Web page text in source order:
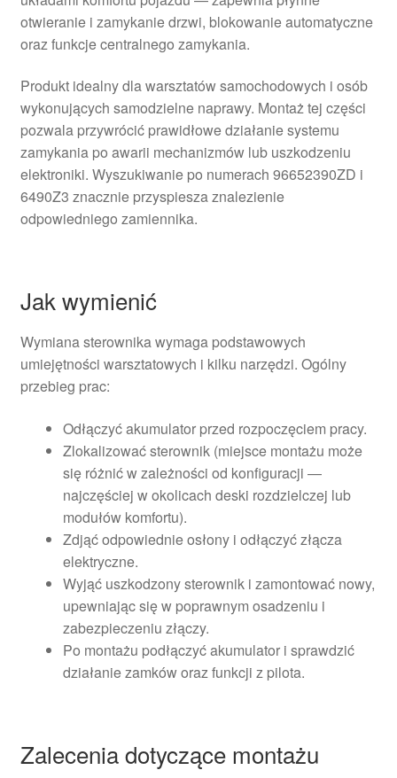
otwieranie i zamykanie drzwi, blokowanie automatyczne
oraz funkcje centralnego zamykania.
Produkt idealny dla warsztatów samochodowych i osób
wykonujących samodzielne naprawy. Montaż tej części
pozwala przywrócić prawidłowe działanie systemu
zamykania po awarii mechanizmów lub uszkodzeniu
elektroniki. Wyszukiwanie po numerach 96652390ZD i
6490Z3 znacznie przyspiesza znalezienie
odpowiedniego zamiennika.
Jak wymienić
Wymiana sterownika wymaga podstawowych
umiejętności warsztatowych i kilku narzędzi. Ogólny
przebieg prac:
Odłączyć akumulator przed rozpoczęciem pracy.
Zlokalizować sterownik (miejsce montażu może
się różnić w zależności od konfiguracji —
najczęściej w okolicach deski rozdzielczej lub
modułów komfortu).
Zdjąć odpowiednie osłony i odłączyć złącza
elektryczne.
Wyjąć uszkodzony sterownik i zamontować nowy,
upewniając się w poprawnym osadzeniu i
zabezpieczeniu złączy.
Po montażu podłączyć akumulator i sprawdzić
działanie zamków oraz funkcji z pilota.
Zalecenia dotyczące montażu